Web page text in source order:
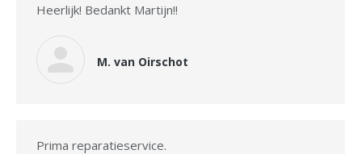
Heerlijk! Bedankt Martijn!!
M. van Oirschot
Prima reparatieservice.